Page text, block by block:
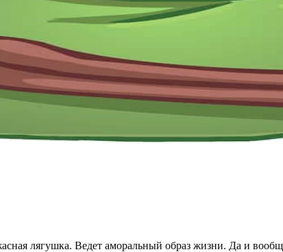
лягушка. Ведет аморальный образ жизни. Да и